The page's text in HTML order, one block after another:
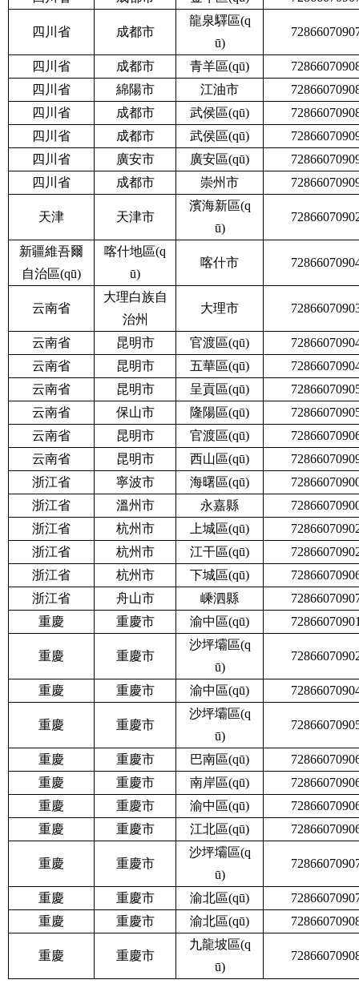
四川省 成都市
龍泉驛區(q
ū)
四川省 成都市 青羊區(qū)
四川省
綿陽市 江油市
四川省
成都市 武侯區(qū)
四川省
成都市 武侯區(qū)
四川省
廣安市 廣安區(qū)
四川省
成都市 崇州市
天津 天津市
濱海新區(q
ū)
新疆維吾爾
自治區(qū)
喀什地區(q
ū)
喀什市
云南省
大理白族自
治州
大理市
云南省 昆明市 官渡區(qū)
云南省
昆明市 五華區(qū)
云南省
昆明市 呈貢區(qū)
云南省
保山市 隆陽區(qū)
云南省
昆明市 官渡區(qū)
云南省
昆明市 西山區(qū)
浙江省
寧波市 海曙區(qū)
浙江省
溫州市 永嘉縣
浙江省
杭州市 上城區(qū)
浙江省
杭州市 江干區(qū)
浙江省
杭州市 下城區(qū)
浙江省
舟山市 嵊泗縣
重慶
重慶市 渝中區(qū)
重慶 重慶市
沙坪壩區(q
ū)
重慶 重慶市 渝中區(qū)
重慶 重慶市
沙坪壩區(q
ū)
重慶 重慶市 巴南區(qū)
重慶
重慶市 南岸區(qū)
重慶
重慶市 渝中區(qū)
重慶
重慶市 江北區(qū)
重慶 重慶市
沙坪壩區(q
ū)
重慶 重慶市 渝北區(qū)
重慶
重慶市 渝北區(qū)
重慶 重慶市
九龍坡區(q
ū)